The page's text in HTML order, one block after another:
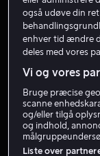
også udøve din
enhver tid ændre
deles med vores
Vi og vores
Bruge præcise
scanne
og/eller tilgå
og indhold,
Liste over